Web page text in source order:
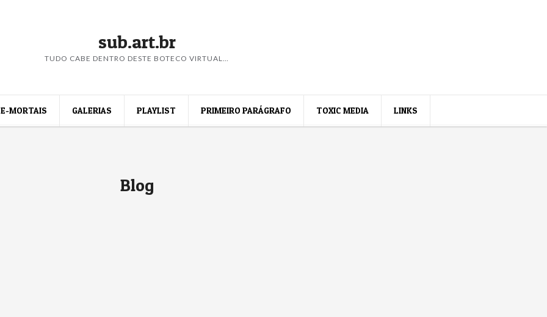
sub.art.br
TUDO CABE DENTRO DESTE BOTECO VIRTUAL…
E-MORTAIS GALERIAS PLAYLIST PRIMEIRO PARÁGRAFO TOXIC MEDIA LINKS
Blog